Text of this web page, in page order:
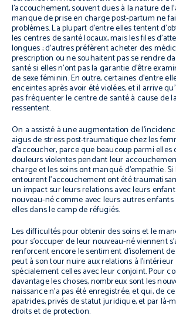
l’accouchement, souvent dues à la nature de
manque de prise en charge post-partum ne
problèmes. La plupart d’entre elles tentent
les centres de santé locaux, mais les files
longues ; d’autres préfèrent acheter des
prescription ou ne souhaitent pas se rendre
santé si elles n’ont pas la garantie d’être
de sexe féminin. En outre, certaines d’entre
enceintes après avoir été violées, et il arrive
pas fréquenter le centre de santé à cause de
ressentent.
On a assisté à une augmentation de
aigus de stress post-traumatique chez les
d’accoucher, parce que beaucoup parmi elles
douleurs violentes pendant leur
charge et les soins ont manqué d’empathie.
entourent l’accouchement ont été
un impact sur leurs relations avec leurs
nouveau-né comme avec leurs autres
elles dans le camp de réfugiés.
Les difficultés pour obtenir des soins et le
pour s’occuper de leur nouveau-né viennent
renforcent encore le sentiment d’isolement
peut à son tour nuire aux relations à
spécialement celles avec leur conjoint. Pour
davantage les choses, nombreux sont les
naissance n’a pas été enregistrée, et qui, de
apatrides, privés de statut juridique, et par là-
droits et de protection.